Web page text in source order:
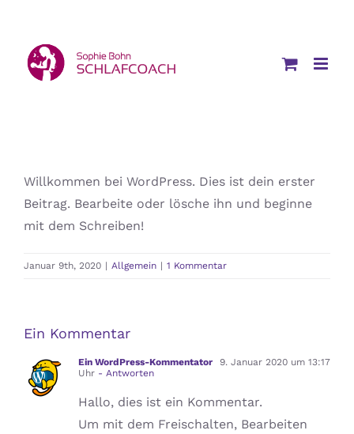
springen
Willkommen bei WordPress. Dies ist dein erster
Beitrag. Bearbeite oder lösche ihn und beginne
mit dem Schreiben!
Januar 9th, 2020 | Allgemein | 1 Kommentar
Ein Kommentar
Ein WordPress-Kommentator
9. Januar 2020 um 13:17
Uhr - Antworten
Hallo, dies ist ein Kommentar.
Um mit dem Freischalten, Bearbeiten